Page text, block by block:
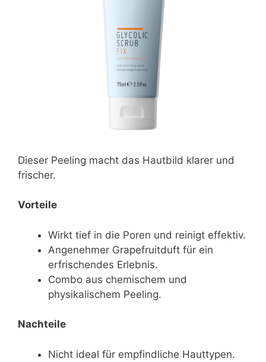
Dieser Peeling macht das Hautbild klarer und
frischer.
Vorteile
Wirkt tief in die Poren und reinigt effektiv.
Angenehmer Grapefruitduft für ein
erfrischendes Erlebnis.
Combo aus chemischem und
physikalischem Peeling.
Nachteile
Nicht ideal für empfindliche Hauttypen.